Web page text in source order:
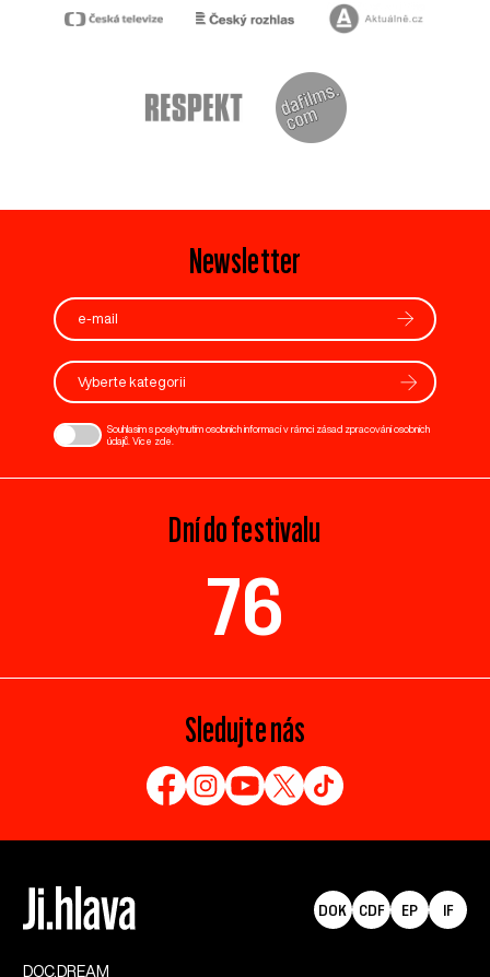
Newsletter
Vyberte kategorii
Souhlasím s poskytnutím osobních informací v rámci zásad zpracování osobních
údajů. Více zde
Dní do festivalu
76
Sledujte nás
DOC.DREAM​
DOK CDF EP IF